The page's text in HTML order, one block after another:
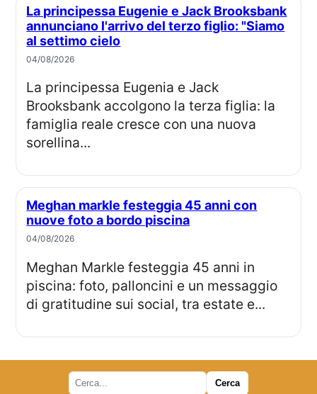
La principessa Eugenie e Jack Brooksbank
annunciano l'arrivo del terzo figlio: "Siamo
al settimo cielo
04/08/2026
La principessa Eugenia e Jack
Brooksbank accolgono la terza figlia: la
famiglia reale cresce con una nuova
sorellina...
Meghan markle festeggia 45 anni con
nuove foto a bordo piscina
04/08/2026
Meghan Markle festeggia 45 anni in
piscina: foto, palloncini e un messaggio
di gratitudine sui social, tra estate e...